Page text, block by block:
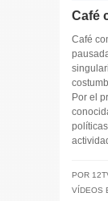
Café
Café
Por el
POR
VÍDEOS